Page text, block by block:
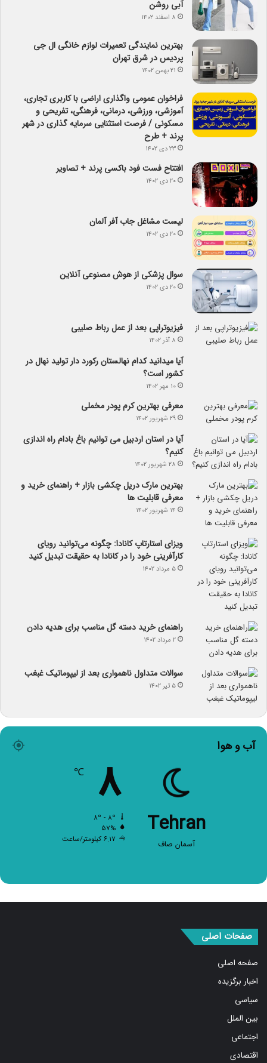
آبی روشن
۸ اسفند ۱۴۰۲
بهترین نمایندگی تعمیرات لوازم خانگی ال جی
پردیس در شرق تهران
۲۱ بهمن ۱۴۰۲
فراخوان عمومی واگذاری اراضی با کاربری تجاری،
آموزشی، ورزشی، درمانی، فرهنگی، تفریحی و
مسکونی / فرصت استثنایی سرمایه گذاری در شهر
پرند + طرح
۲۳ دی ۱۴۰۲
افتتاح فست فود باکسی پرند + تصاویر
۲۰ دی ۱۴۰۲
لیست مشاغل جاب آفر آلمان
۲۰ دی ۱۴۰۲
سوال پزشکی از هوش مصنوعی آنلاین
۲۰ دی ۱۴۰۲
فیزیوتراپی بعد از عمل رباط صلیبی
۸ آذر ۱۴۰۲
آیا می­دانید کدام نهالستان رکورد دار تولید نهال­ در
کشور است؟
۱۰ مهر ۱۴۰۲
معرفی بهترین کرم پودر مخملی
۲۹ شهریور ۱۴۰۲
آیا در استان اردبیل می توانیم باغ بادام راه اندازی
کنیم؟
۲۸ شهریور ۱۴۰۲
بهترین مارک دریل چکشی بازار + راهنمای خرید و
معرفی قابلیت ها
۱۴ شهریور ۱۴۰۲
ویزای استارتاپ کانادا: چگونه می‌توانید رویای
کارآفرینی خود را در کانادا به حقیقت تبدیل کنید
۵ مرداد ۱۴۰۲
راهنمای خرید دسته گل مناسب برای هدیه دادن
۲ مرداد ۱۴۰۲
سوالات متداول ناهمواری بعد از لیپوماتیک غبغب
۵ تیر ۱۴۰۲
آب و هوا
Tehran
آسمان صاف
۸ ℃
۵۷%
۶.۱۷ کیلومتر/ساعت
صفحات اصلی
صفحه اصلی
اخبار برگزیده
سیاسی
بین الملل
اجتماعی
اقتصادی